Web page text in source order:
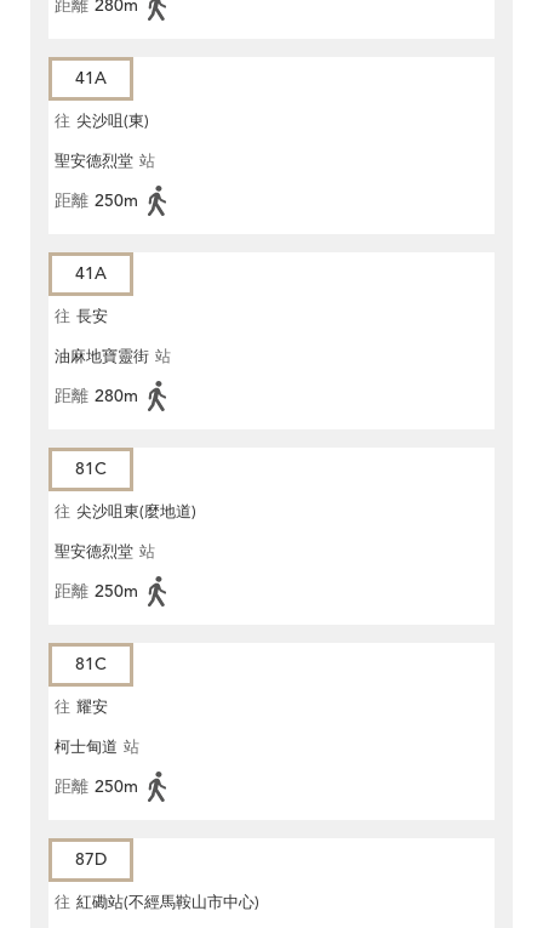
距離 280m
41A
往 尖沙咀(東)
聖安德烈堂 站
距離 250m
41A
往 長安
油麻地寶靈街 站
距離 280m
81C
往 尖沙咀東(麼地道)
聖安德烈堂 站
距離 250m
81C
往 耀安
柯士甸道 站
距離 250m
87D
往 紅磡站(不經馬鞍山市中心)